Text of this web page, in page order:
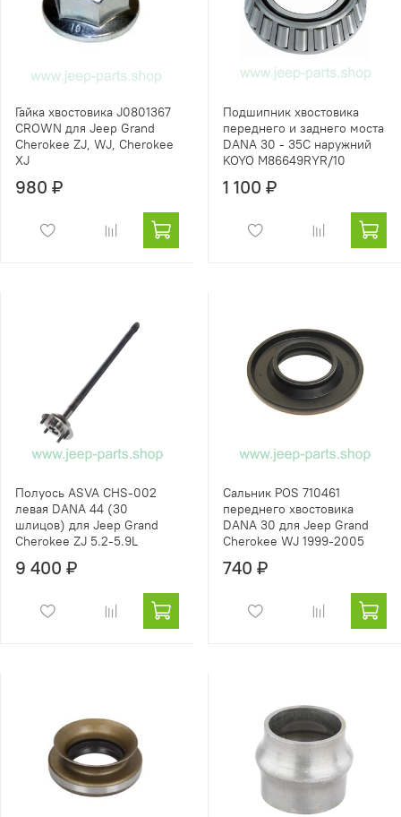
Гайка хвостовика J0801367
CROWN для Jeep Grand
Cherokee ZJ, WJ, Cherokee
XJ
980 ₽
Подшипник хвостовика
переднего и заднего моста
DANA 30 - 35C наружний
KOYO M86649RYR/10
1 100 ₽
Полуось ASVA CHS-002
левая DANA 44 (30
шлицов) для Jeep Grand
Cherokee ZJ 5.2-5.9L
9 400 ₽
Сальник POS 710461
переднего хвостовика
DANA 30 для Jeep Grand
Cherokee WJ 1999-2005
740 ₽